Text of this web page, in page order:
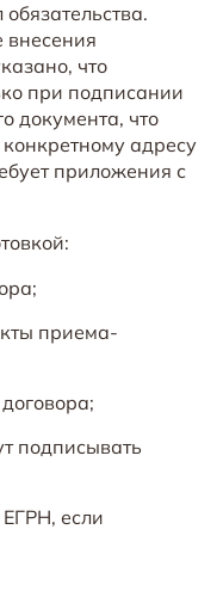
внесения
что
при подписании
документа, что
адресу
приложения с
приема-
подписывать
если